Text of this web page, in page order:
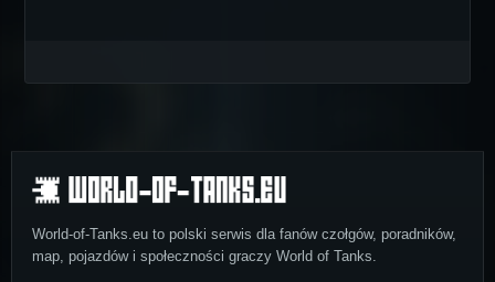
World-of-Tanks.eu to polski serwis dla fanów czołgów, poradników,
map, pojazdów i społeczności graczy World of Tanks.